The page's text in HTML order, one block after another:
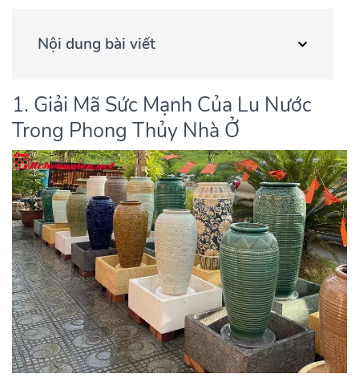
Nội dung bài viết
1. Giải Mã Sức Mạnh Của Lu Nước
Trong Phong Thủy Nhà Ở